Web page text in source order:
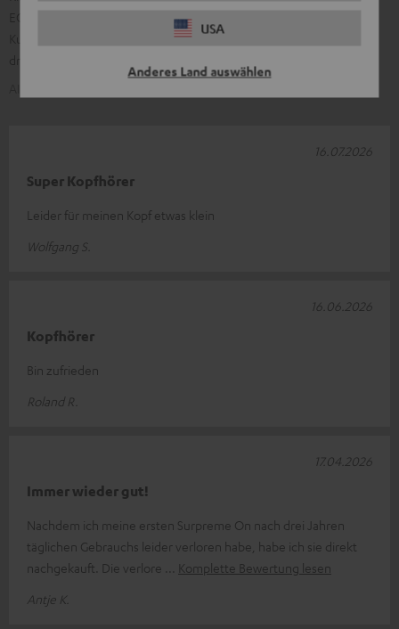
USA
Anderes Land auswählen
EQ‑Optionen. Viele finden sie leicht und angenehm; vereinzelte
Kunden merken an, dass sie bei längerem Tragen auf den Ohren
Super Kopfhörer
Leider für meinen Kopf etwas klein
Wolfgang S.
16.07.2026
Kopfhörer
Bin zufrieden
Roland R.
16.06.2026
Immer wieder gut!
Nachdem ich meine ersten Surpreme On nach drei Jahren
täglichen Gebrauchs leider verloren habe, habe ich sie direkt
nachgekauft. Die verlore
Komplette Bewertung lesen
Antje K.
17.04.2026